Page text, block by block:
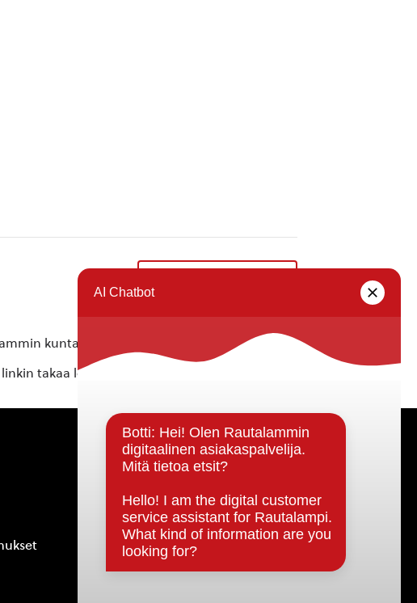
kunta ei vastaa tietojen oikeellisuudesta.
takaa löytyvällä
Päätöksenteko ja lähidemokratia
Päätökset, esityslistat & pöytäkirjat
Hallinto
Kunnanhallitus
Kunnanvaltuusto